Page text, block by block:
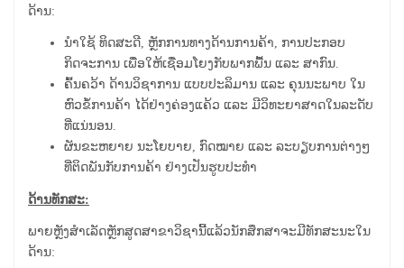
ດ້ານ:
ນໍາໃຊ້ ທິດສະດີ, ຫຼັກການທາງດ້ານການຄ້າ, ການປະກອບ
ກິດຈະການ ເພື່ອໃຫ້ເຊື່ອມໂຍງກັບພາກພື້ນ ແລະ ສາກົນ.
ຄົ້ນຄວ້າ ດ້ານວິຊາການ ແບບປະລິມານ ແລະ ຄຸນນະພາບ ໃນ
ຫົວຂໍ້ການຄ້າ ໄດ້ຢ່າງຄ່ອງແຄ້ວ ແລະ ມີວິທະຍາສາດໃນລະດັບ
ທີ່ແນ່ນອນ.
ຜັນຂະຫຍາຍ ນະໂຍບາຍ, ກົດໝາຍ ແລະ ລະບຽບການຕ່າງໆ
ທີ່ຕິດພັນກັບການຄ້າ ຢ່າງເປັນຮູບປະທໍາ
ດ້ານທັກສະ:
ພາຍຫຼັງສຳເລັດຫຼັກສູດສາຂາວິຊານີ້ແລ້ວນັກສຶກສາຈະມີທັກສະນະໃນ
ດ້ານ: